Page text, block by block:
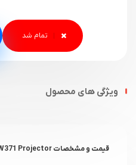
ویژگی های محصول
قیمت و مشخصات OPTOMA W371 Projector